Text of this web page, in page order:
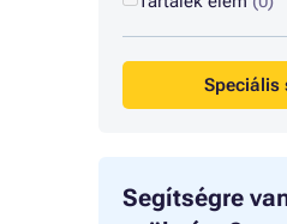
Speciális
Segítségre